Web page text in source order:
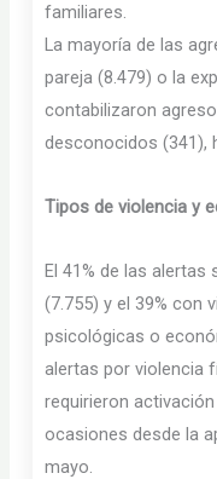
familiares.
La mayoría de las
pareja (8.479) o la
contabilizaron
desconocidos (341),
Tipos de violencia y
El 41% de las
(7.755) y el 39% con
psicológicas o
alertas por violencia
requirieron
ocasiones desde la
mayo.